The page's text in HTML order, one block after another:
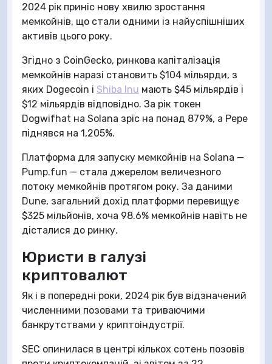
2024 рік приніс нову хвилю зростання
мемкойнів, що стали одними із найуспішніших
активів цього року.
Згідно з CoinGecko, ринкова капіталізація
мемкойнів наразі становить $104 мільярди, з
яких Dogecoin і Shiba Inu мають $45 мільярдів і
$12 мільярдів відповідно. За рік токен
Dogwifhat на Solana зріс на понад 879%, а Pepe
піднявся на 1,205%.
Платформа для запуску мемкойнів на Solana —
Pump.fun — стала джерелом величезного
потоку мемкойнів протягом року. За даними
Dune, загальний дохід платформи перевищує
$325 мільйонів, хоча 98.6% мемкойнів навіть не
дісталися до ринку.
Юристи в галузі
криптовалют
Як і в попередні роки, 2024 рік був відзначений
численними позовами та триваючими
банкрутствами у криптоіндустрії.
SEC опинилася в центрі кількох сотень позовів